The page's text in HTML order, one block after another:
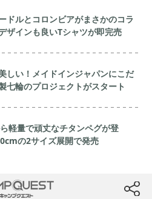
ドルとコロンビアがまさかのコラ
ザインも良いTシャツが即完売
しい！メイドインジャパンにこだ
七輪のプロジェクトがスタート
軽量で頑丈なチタンペグが登
の2サイズ展開で発売
btn
QUEST